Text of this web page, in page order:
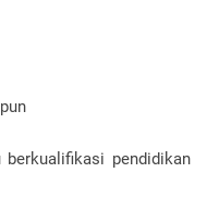
pendidikan